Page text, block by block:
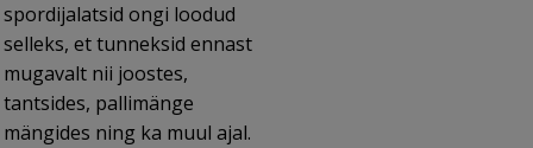
spordijalatsid ongi loodud
selleks, et tunneksid ennast
mugavalt nii joostes,
tantsides, pallimänge
mängides ning ka muul ajal.